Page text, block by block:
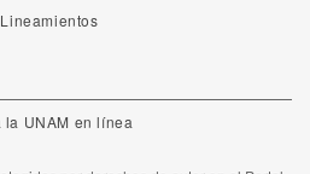
Lineamientos
la UNAM en línea